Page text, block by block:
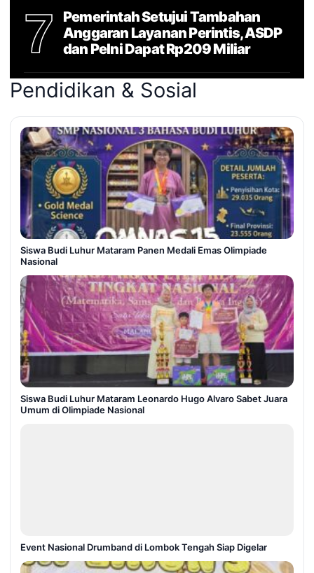
7
Pemerintah Setujui Tambahan
Anggaran Layanan Perintis, ASDP
dan Pelni Dapat Rp209 Miliar
Pendidikan & Sosial
Siswa Budi Luhur Mataram Panen Medali Emas Olimpiade
Nasional
Siswa Budi Luhur Mataram Leonardo Hugo Alvaro Sabet Juara
Umum di Olimpiade Nasional
Event Nasional Drumband di Lombok Tengah Siap Digelar